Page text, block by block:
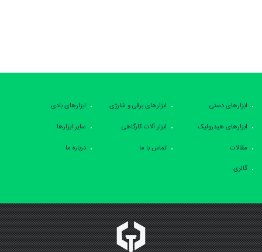
ابزارهای دستی ابزارهای برقی و شارژی
ابزارهای بادی
ابزارهای هیدرولیک
ابزار آلات کارگاهی
سایر ابزارها
مقالات
تماس با ما
درباره ما
گالری